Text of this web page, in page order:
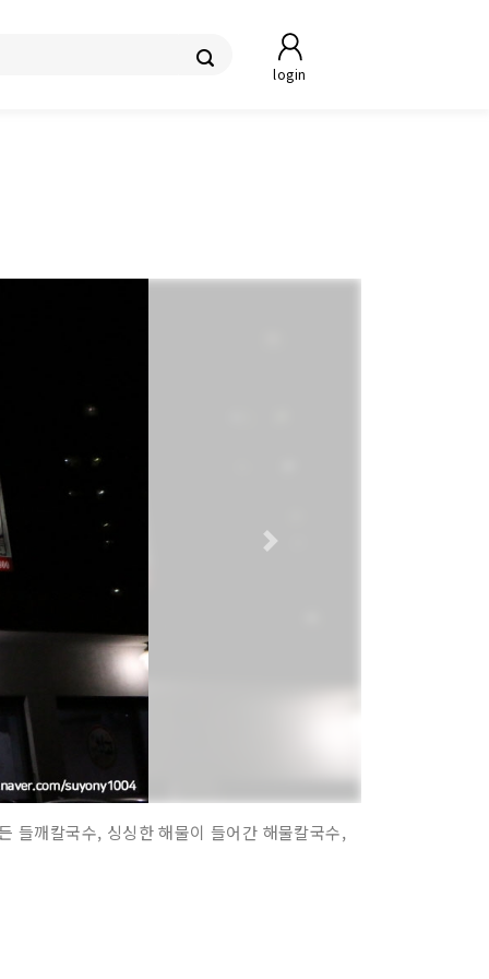
login
들깨칼국수, 싱싱한 해물이 들어간 해물칼국수,